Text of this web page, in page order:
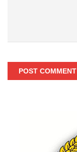
POST COMMENT